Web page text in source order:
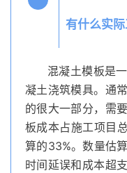
Q1
有什么实际
混凝土模板是
凝土浇筑模具。通
的很大一部分，需
板成本占施工项目
算的33%。数量估
时间延误和成本超